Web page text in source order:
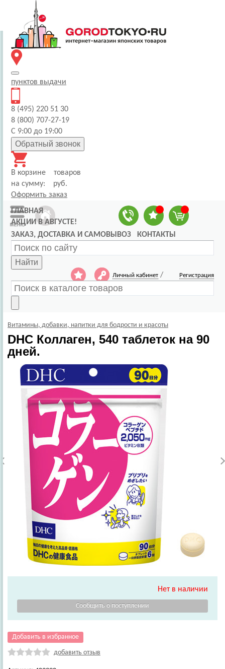
пунктов выдачи
8 (495) 220 51 30
8 (800) 707-27-19
С 9:00 до 19:00
Обратный звонок
В корзине
товаров
на сумму:
руб.
Оформить заказ
ГЛАВНАЯ
АКЦИИ В АВГУСТЕ!
ЗАКАЗ, ДОСТАВКА И САМОВЫВОЗ
КОНТАКТЫ
Найти
Личный кабинет / Регистрация
Витамины, добавки, напитки для бодрости и красоты
DHC Коллаген, 540 таблеток на 90
дней.
Нет в наличии
Добавить в избранное
добавить отзыв